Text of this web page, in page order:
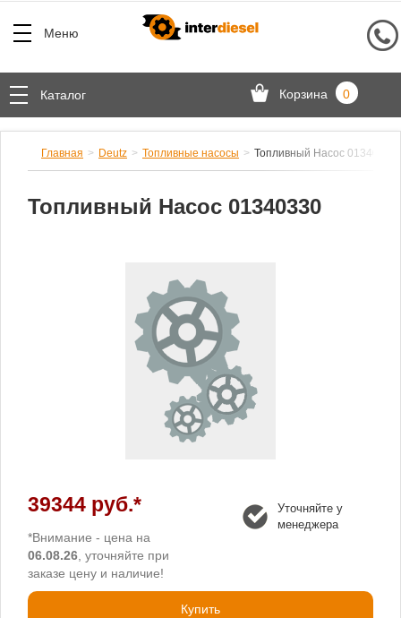
Меню
Каталог Корзина 0
Главная Deutz Топливные насосы Топливный Насос 01340330
Топливный Насос 01340330
39344 руб.*
*Внимание - цена на
06.08.26 , уточняйте при
заказе цену и наличие!
Уточняйте у
менеджера
Купить